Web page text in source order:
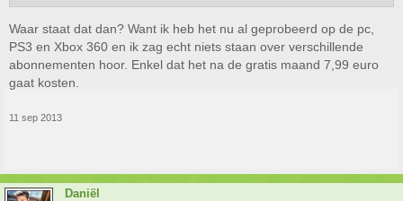
Waar staat dat dan? Want ik heb het nu al geprobeerd op de pc,
PS3 en Xbox 360 en ik zag echt niets staan over verschillende
abonnementen hoor. Enkel dat het na de gratis maand 7,99 euro
gaat kosten.
11 sep 2013
Daniël